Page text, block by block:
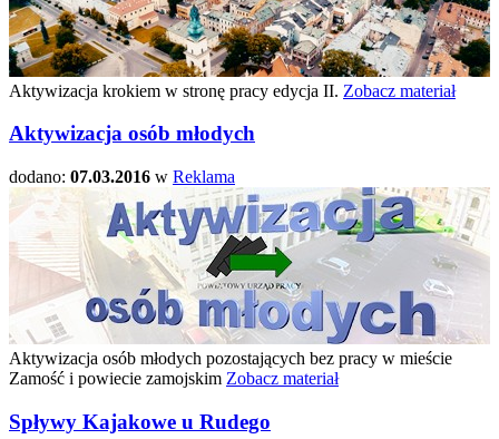
Aktywizacja krokiem w stronę pracy edycja II. Zobacz materiał
Aktywizacja osób młodych
dodano: 07.03.2016 w Reklama
Aktywizacja osób młodych pozostających bez pracy w mieście
Zamość i powiecie zamojskim Zobacz materiał
Spływy Kajakowe u Rudego